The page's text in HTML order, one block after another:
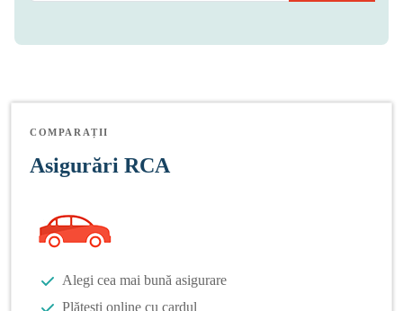
COMPARAȚII
Asigurări RCA
Alegi cea mai bună asigurare
Plătești online cu cardul